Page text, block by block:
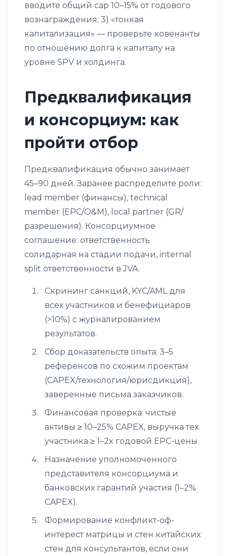
вводите общий cap 10–15% от годового
вознаграждения; 3) «тонкая
капитализация» — проверьте ковенанты
по отношению долга к капиталу на
уровне SPV и холдинга.
Предквалификация
и консорциум: как
пройти отбор
Предквалификация обычно занимает
45–90 дней. Заранее распределите роли:
lead member (финансы), technical
member (EPC/O&M), local partner (GR/
разрешения). Консорциумное
соглашение: ответственность
солидарная на стадии подачи, internal
split ответственности в JVA.
Скрининг санкций, KYC/AML для
всех участников и бенефициаров
(>10%) с журналированием
результатов.
Сбор доказательств опыта: 3–5
референсов по схожим проектам
(CAPEX/технология/юрисдикция),
заверенные письма заказчиков.
Финансовая проверка: чистые
активы ≥ 10–25% CAPEX, выручка тех.
участника ≥ 1–2x годовой EPC-цены.
Назначение уполномоченного
представителя консорциума и
банковских гарантий участия (1–2%
CAPEX).
Формирование конфликт-оф-
интерест матрицы и стен китайских
стен для консультантов, если они